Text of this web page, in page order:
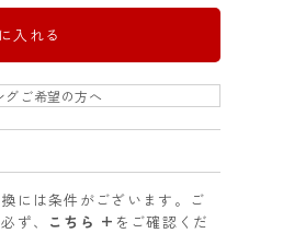
入れる
グご希望の方へ
には条件がございます。ご
ず、 こちら + をご確認くだ